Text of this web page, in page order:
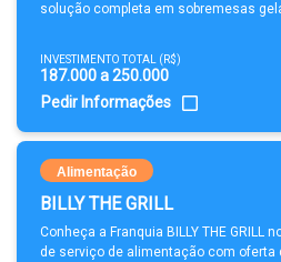
solução completa em sobremesas
INVESTIMENTO TOTAL (R$)
187.000 a 250.000
Pedir Informações
Alimentação
BILLY THE GRILL
Conheça a Franquia BILLY THE GRILL
de serviço de alimentação com oferta